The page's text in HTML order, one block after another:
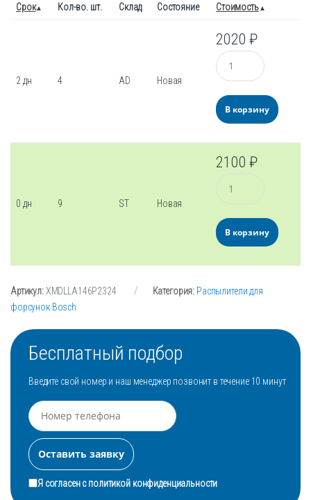
Срок Кол-во. шт. Склад Состояние Стоимость
2 дн 4 AD Новая
2020₽
Количество
В корзину
0 дн 9 ST Новая
2100₽
Количество
В корзину
Артикул:XMDLLA146P2324 Категория: Распылители для
форсунок Bosch
Бесплатный подбор
Введите свой номер и наш менеджер позвонит в течение 10 минут
Я согласен сполитикой конфиденциальности